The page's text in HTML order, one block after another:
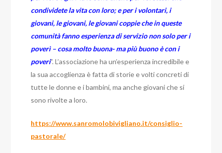
condividete la vita con loro; e per i volontari, i
giovani, le giovani, le giovani coppie che in queste
comunità fanno esperienza di servizio non solo per i
poverì – cosa molto buona- ma più buono è con i
poveri”. L’associazione ha un’esperienza incredibile e
la sua accoglienza è fatta di storie e volti concreti di
tutte le donne e i bambini, ma anche giovani che si
sono rivolte a loro.
https://www.sanromolobivigliano.it/consiglio-
pastorale/